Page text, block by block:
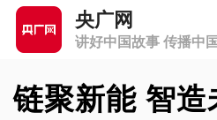
央广网
讲好中国故事 传播中
链聚新能 智